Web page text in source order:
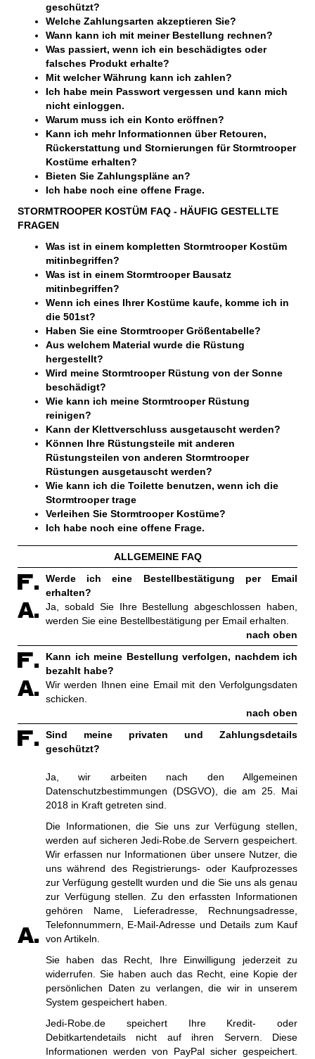
geschützt?
Welche Zahlungsarten akzeptieren Sie?
Wann kann ich mit meiner Bestellung rechnen?
Was passiert, wenn ich ein beschädigtes oder
falsches Produkt erhalte?
Mit welcher Währung kann ich zahlen?
Ich habe mein Passwort vergessen und kann mich
nicht einloggen.
Warum muss ich ein Konto eröffnen?
Kann ich mehr Informationnen über Retouren,
Rückerstattung und Stornierungen für Stormtrooper
Kostüme erhalten?
Bieten Sie Zahlungspläne an?
Ich habe noch eine offene Frage.
STORMTROOPER KOSTÜM FAQ - HÄUFIG GESTELLTE
FRAGEN
Was ist in einem kompletten Stormtrooper Kostüm
mitinbegriffen?
Was ist in einem Stormtrooper Bausatz
mitinbegriffen?
Wenn ich eines Ihrer Kostüme kaufe, komme ich in
die 501st?
Haben Sie eine Stormtrooper Größentabelle?
Aus welchem Material wurde die Rüstung
hergestellt?
Wird meine Stormtrooper Rüstung von der Sonne
beschädigt?
Wie kann ich meine Stormtrooper Rüstung
reinigen?
Kann der Klettverschluss ausgetauscht werden?
Können Ihre Rüstungsteile mit anderen
Rüstungsteilen von anderen Stormtrooper
Rüstungen ausgetauscht werden?
Wie kann ich die Toilette benutzen, wenn ich die
Stormtrooper trage
Verleihen Sie Stormtrooper Kostüme?
Ich habe noch eine offene Frage.
ALLGEMEINE FAQ
Werde ich eine Bestellbestätigung per Email
erhalten?
Ja, sobald Sie Ihre Bestellung abgeschlossen haben,
werden Sie eine Bestellbestätigung per Email erhalten.
nach oben
Kann ich meine Bestellung verfolgen, nachdem ich
bezahlt habe?
Wir werden Ihnen eine Email mit den Verfolgungsdaten
schicken.
nach oben
Sind meine privaten und Zahlungsdetails
geschützt?
Ja, wir arbeiten nach den Allgemeinen
Datenschutzbestimmungen (DSGVO), die am 25. Mai
2018 in Kraft getreten sind.
Die Informationen, die Sie uns zur Verfügung stellen,
werden auf sicheren Jedi-Robe.de Servern gespeichert.
Wir erfassen nur Informationen über unsere Nutzer, die
uns während des Registrierungs- oder Kaufprozesses
zur Verfügung gestellt wurden und die Sie uns als genau
zur Verfügung stellen. Zu den erfassten Informationen
gehören Name, Lieferadresse, Rechnungsadresse,
Telefonnummern, E-Mail-Adresse und Details zum Kauf
von Artikeln.
Sie haben das Recht, Ihre Einwilligung jederzeit zu
widerrufen. Sie haben auch das Recht, eine Kopie der
persönlichen Daten zu verlangen, die wir in unserem
System gespeichert haben.
Jedi-Robe.de speichert Ihre Kredit- oder
Debitkartendetails nicht auf ihren Servern. Diese
Informationen werden von PayPal sicher gespeichert.